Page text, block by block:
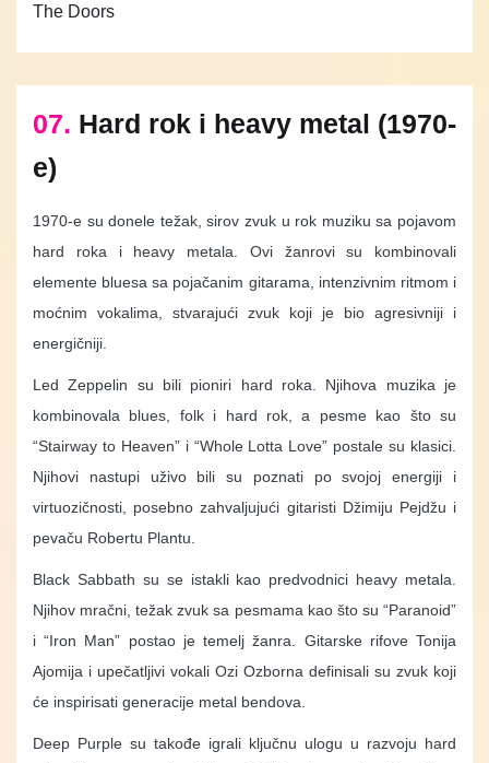
The Doors
07. Hard rok i heavy metal (1970-
e)
1970-e su donele težak, sirov zvuk u rok muziku sa pojavom
hard roka i heavy metala. Ovi žanrovi su kombinovali
elemente bluesa sa pojačanim gitarama, intenzivnim ritmom i
moćnim vokalima, stvarajući zvuk koji je bio agresivniji i
energičniji.
Led Zeppelin su bili pioniri hard roka. Njihova muzika je
kombinovala blues, folk i hard rok, a pesme kao što su
“Stairway to Heaven” i “Whole Lotta Love” postale su klasici.
Njihovi nastupi uživo bili su poznati po svojoj energiji i
virtuozičnosti, posebno zahvaljujući gitaristi Džimiju Pejdžu i
pevaču Robertu Plantu.
Black Sabbath su se istakli kao predvodnici heavy metala.
Njihov mračni, težak zvuk sa pesmama kao što su “Paranoid”
i “Iron Man” postao je temelj žanra. Gitarske rifove Tonija
Ajomija i upečatljivi vokali Ozi Ozborna definisali su zvuk koji
će inspirisati generacije metal bendova.
Deep Purple su takođe igrali ključnu ulogu u razvoju hard